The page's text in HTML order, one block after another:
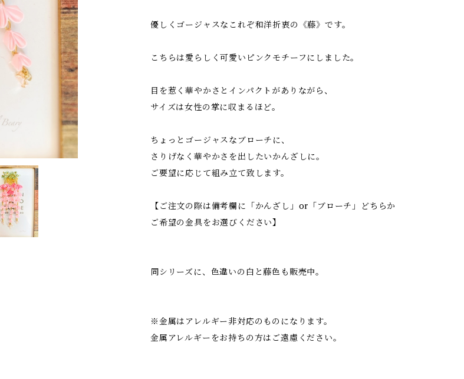
優しくゴージャスなこれぞ和洋折衷の《藤》です。
こちらは愛らしく可愛いピンクモチーフにしました。
目を惹く華やかさとインパクトがありながら、
サイズは女性の掌に収まるほど。
ちょっとゴージャスなブローチに、
さりげなく華やかさを出したいかんざしに。
ご要望に応じて組み立て致します。
【ご注文の際は備考欄に「かんざし」or「ブローチ」どちらか
ご希望の金具をお選びください】
同シリーズに、色違いの白と藤色も販売中。
※金属はアレルギー非対応のものになります。
金属アレルギーをお持ちの方はご遠慮ください。